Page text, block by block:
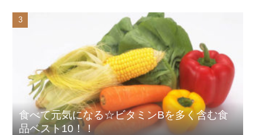
食べて元気になる☆ビタミンBを多く含む食
品ベスト10！！